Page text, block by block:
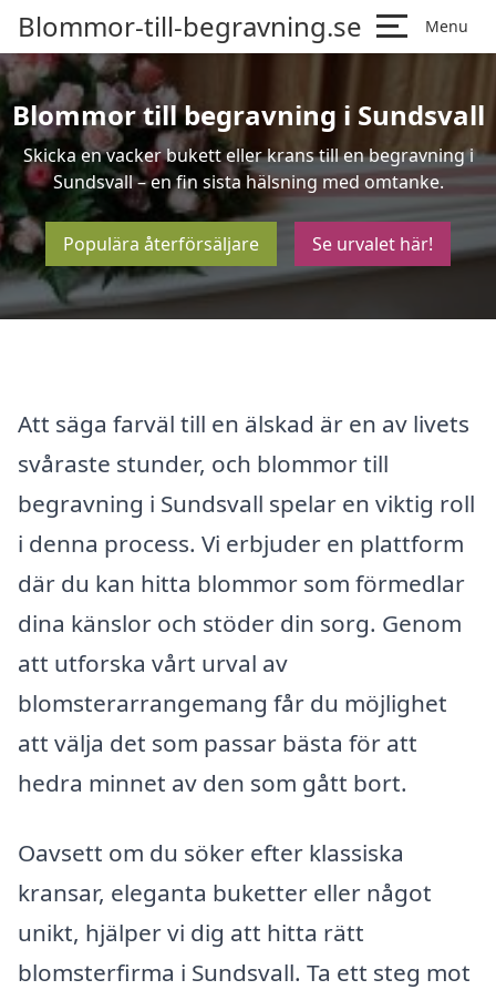
Blommor-till-begravning.se Menu
Blommor till begravning i Sundsvall
Skicka en vacker bukett eller krans till en begravning i
Sundsvall – en fin sista hälsning med omtanke.
Populära återförsäljare Se urvalet här!
Att säga farväl till en älskad är en av livets
svåraste stunder, och blommor till
begravning i Sundsvall spelar en viktig roll
i denna process. Vi erbjuder en plattform
där du kan hitta blommor som förmedlar
dina känslor och stöder din sorg. Genom
att utforska vårt urval av
blomsterarrangemang får du möjlighet
att välja det som passar bästa för att
hedra minnet av den som gått bort.
Oavsett om du söker efter klassiska
kransar, eleganta buketter eller något
unikt, hjälper vi dig att hitta rätt
blomsterfirma i Sundsvall. Ta ett steg mot